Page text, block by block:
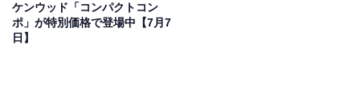
Anker Soundcore「Soundcore AeroFit 2」は耳
をふさがずに音楽を楽しめる
ケンウッド「コンパクトコン
ポ」が特別価格で登場中【7月7
日】